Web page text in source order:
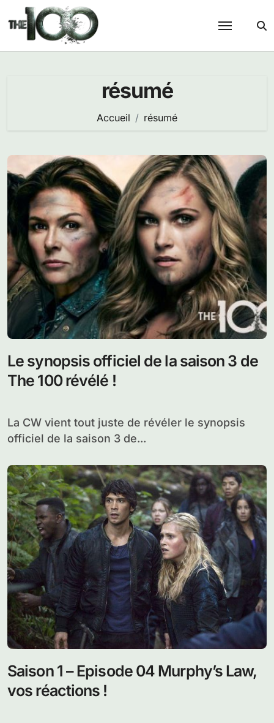
Passer
au
contenu
résumé
résumé
The 100 révélé !
La CW vient tout juste de révéler le synopsis
officiel de la saison 3 de...